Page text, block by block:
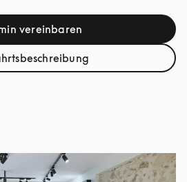
vereinbaren
Link Opens in New Tab
Link Opens in New Tab
Tab
in New Tab